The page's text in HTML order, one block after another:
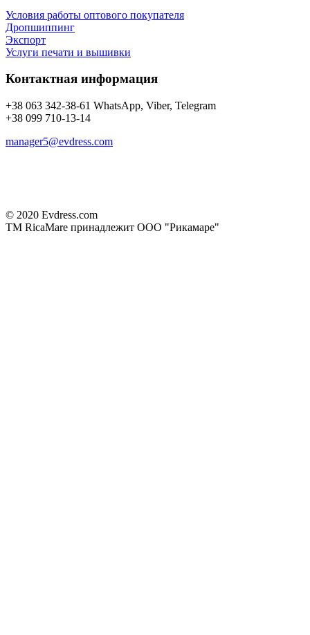
Условия работы оптового покупателя
Дропшиппинг
Экспорт
Услуги печати и вышивки
Контактная информация
+38 063 342-38-61 WhatsApp, Viber, Telegram
+38 099 710-13-14
manager5@evdress.com
© 2020 Evdress.com
ТМ RicaMare принадлежит ООО "Рикамаре"